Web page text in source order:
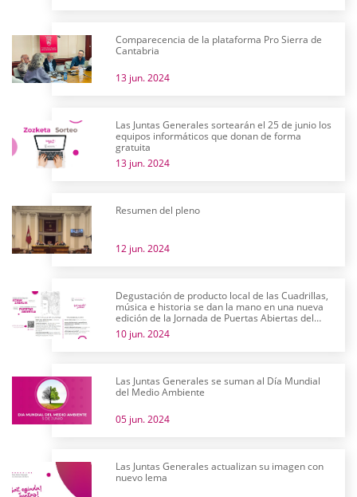
Comparecencia de la plataforma Pro Sierra de
Cantabria
13 jun. 2024
Las Juntas Generales sortearán el 25 de junio los
equipos informáticos que donan de forma
gratuita
13 jun. 2024
Resumen del pleno
12 jun. 2024
Degustación de producto local de las Cuadrillas,
música e historia se dan la mano en una nueva
edición de la Jornada de Puertas Abiertas del
parlamento alavés
10 jun. 2024
Las Juntas Generales se suman al Día Mundial
del Medio Ambiente
05 jun. 2024
Las Juntas Generales actualizan su imagen con
nuevo lema